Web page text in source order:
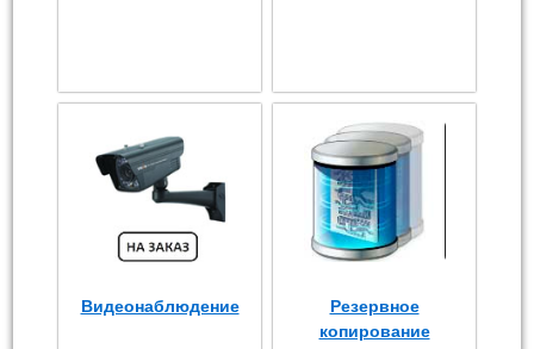
Видеонаблюдение
Резервное
копирование